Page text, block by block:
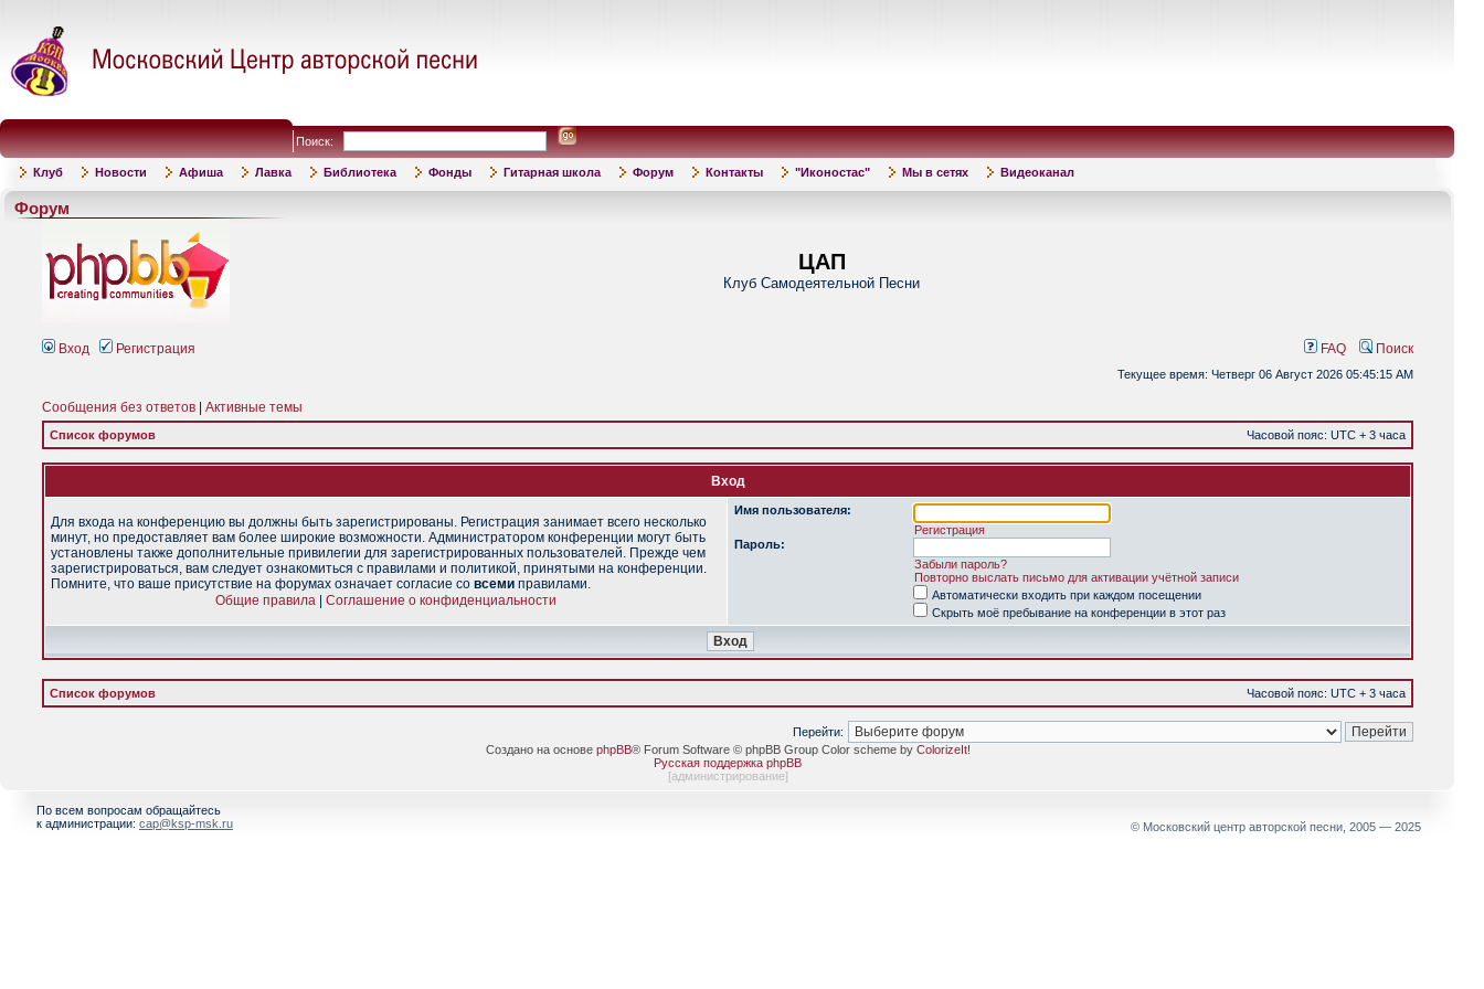
Поиск:
Клуб Новости Афиша Лавка Библиотека Фонды Гитарная школа Форум Контакты "Иконостас" Мы в сетях Видеоканал
Форум
ЦАП
Клуб Самодеятельной Песни
Вход Регистрация FAQ Поиск
Текущее время: Четверг 06 Август 2026 05:45:15 AM
Сообщения без ответов Активные темы
Список форумов Часовой пояс: UTC + 3 часа
Вход
Для входа на конференцию вы должны быть зарегистрированы. Регистрация занимает всего несколько
минут, но предоставляет вам более широкие возможности. Администратором конференции могут быть
установлены также дополнительные привилегии для зарегистрированных пользователей. Прежде чем
зарегистрироваться, вам следует ознакомиться с правилами и политикой, принятыми на конференции.
Помните, что ваше присутствие на форумах означает согласие со всеми правилами.
Общие правила
Соглашение о конфиденциальности
Имя пользователя:
Регистрация
Пароль:
Забыли пароль?
Повторно выслать письмо для активации учётной записи
Автоматически входить при каждом посещении
Скрыть моё пребывание на конференции в этот раз
Список форумов Часовой пояс: UTC + 3 часа
Перейти:
Создано на основе phpBB® Forum Software © phpBB Group Color scheme by ColorizeIt!
Русская поддержка phpBB
[администрирование]
По всем вопросам обращайтесь
к администрации: cap@ksp-msk.ru © Московский центр авторской песни, 2005 — 2025